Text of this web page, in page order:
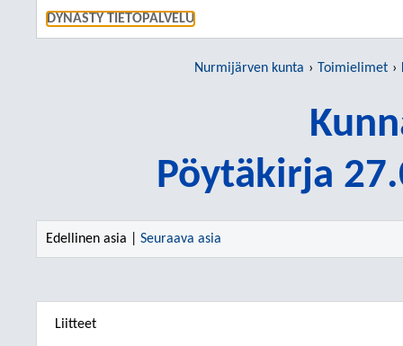
DYNASTY TIETOPALVELU
Nurmijärven kunta Toimielimet
Pöytäkirja
Edellinen asia | Seuraava asia
Liitteet